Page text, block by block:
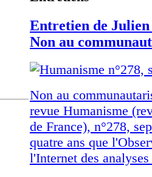
Entretien de
Non au
Non au
revue Humanisme
de France), n°278,
quatre ans que
l'Internet des